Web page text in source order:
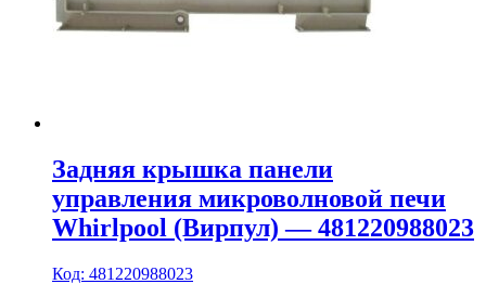
Задняя крышка панели
управления микроволновой печи
Whirlpool (Вирпул) — 481220988023
Код: 481220988023